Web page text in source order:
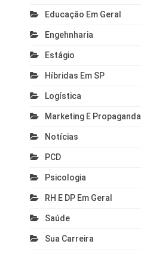
Educação Em Geral
Engehnharia
Estágio
Híbridas Em SP
Logística
Marketing E Propaganda
Notícias
PCD
Psicologia
RH E DP Em Geral
Saúde
Sua Carreira